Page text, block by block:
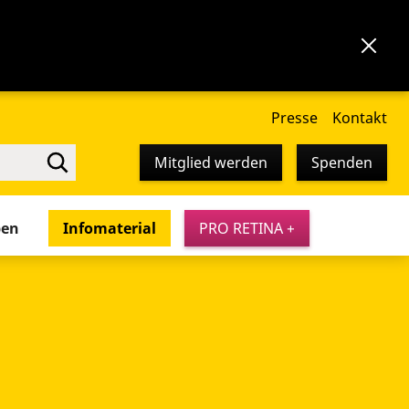
Presse Kontakt
Mitglied werden Spenden
Infomaterial PRO RETINA +